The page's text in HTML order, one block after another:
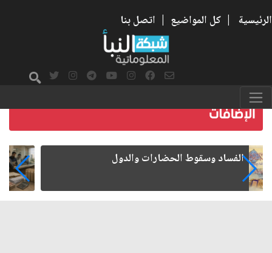
الرئيسية | كل المواضيع | اتصل بنا
رواتب الموظفين على صفيح ساخن